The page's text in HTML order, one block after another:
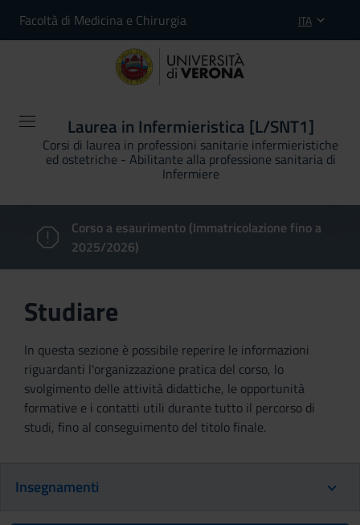
Facoltà di Medicina e Chirurgia ITA
Laurea in Infermieristica [L/SNT1]
Corsi di laurea in professioni sanitarie infermieristiche
ed ostetriche - Abilitante alla professione sanitaria di
Infermiere
Corso a esaurimento (Immatricolazione fino a
2025/2026)
Studiare
In questa sezione è possibile reperire le informazioni
riguardanti l'organizzazione pratica del corso, lo
svolgimento delle attività didattiche, le opportunità
formative e i contatti utili durante tutto il percorso di
studi, fino al conseguimento del titolo finale.
Insegnamenti